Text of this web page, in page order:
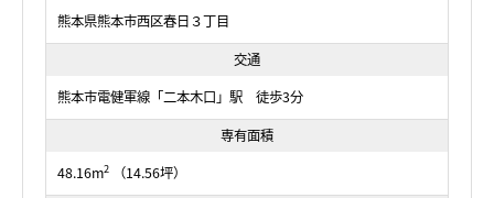
熊本県熊本市西区春日３丁目
交通
熊本市電健軍線「二本木口」駅 徒歩3分
専有面積
48.16m2
（14.56坪）